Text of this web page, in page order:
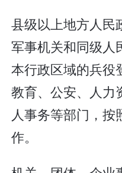
县级以上地方人民
军事机关和同级人
本行政区域的兵役
教育、公安、人力
人事务等部门，按
作。